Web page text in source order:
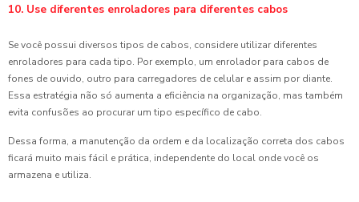
10. Use diferentes enroladores para diferentes cabos
Se você possui diversos tipos de cabos, considere utilizar diferentes
enroladores para cada tipo. Por exemplo, um enrolador para cabos de
fones de ouvido, outro para carregadores de celular e assim por diante.
Essa estratégia não só aumenta a eficiência na organização, mas também
evita confusões ao procurar um tipo específico de cabo.
Dessa forma, a manutenção da ordem e da localização correta dos cabos
ficará muito mais fácil e prática, independente do local onde você os
armazena e utiliza.